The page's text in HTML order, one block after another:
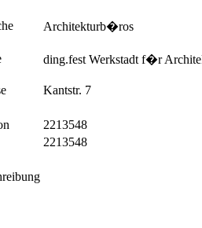
Architekturb�ros
ding.fest Werkstadt f�r
Kantstr. 7
2213548
2213548